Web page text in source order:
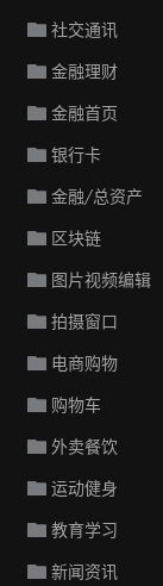
社交通讯
金融理财
金融首页
银行卡
金融/总资产
区块链
图片视频编辑
拍摄窗口
电商购物
购物车
外卖餐饮
运动健身
教育学习
新闻资讯